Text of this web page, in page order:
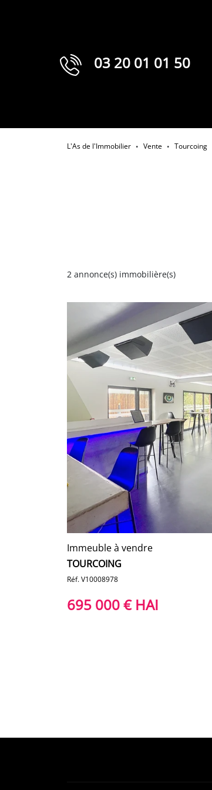
03 20 01 01 50
L'As de l'Immobilier • Vente • Tourcoing
2 annonce(s) immobilière(s)
Immeuble à vendre
TOURCOING
Réf. V10008978
695 000 € HAI